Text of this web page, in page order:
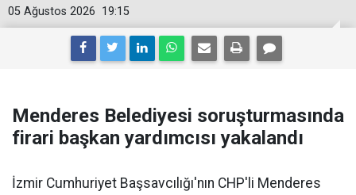
19:15
05 Ağustos 2026
Menderes Belediyesi soruşturmasında
firari başkan yardımcısı yakalandı
İzmir Cumhuriyet Başsavcılığı'nın CHP'li Menderes